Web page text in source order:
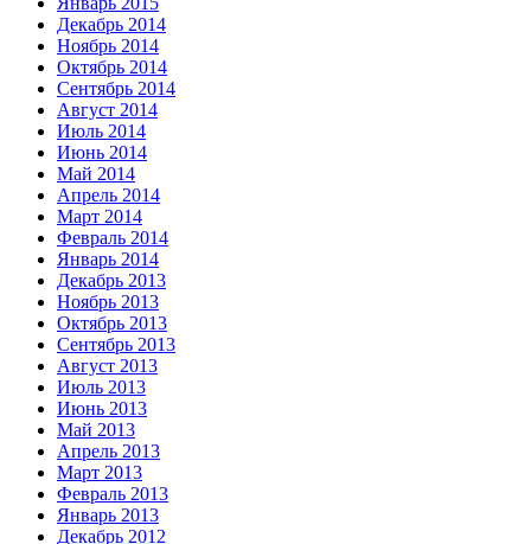
Декабрь 2014
Ноябрь 2014
Октябрь 2014
Сентябрь 2014
Август 2014
Июль 2014
Июнь 2014
Май 2014
Апрель 2014
Март 2014
Февраль 2014
Январь 2014
Декабрь 2013
Ноябрь 2013
Октябрь 2013
Сентябрь 2013
Август 2013
Июль 2013
Июнь 2013
Май 2013
Апрель 2013
Март 2013
Февраль 2013
Январь 2013
Декабрь 2012